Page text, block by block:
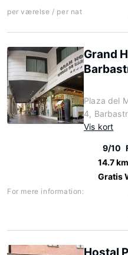
per værelse / per nat
Grand
Plaza del
4,
Vis kort
9/10
14.7 km
Gratis
For mere information: